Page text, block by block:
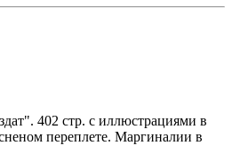
402 стр. с иллюстрациями в
переплете. Маргиналии в